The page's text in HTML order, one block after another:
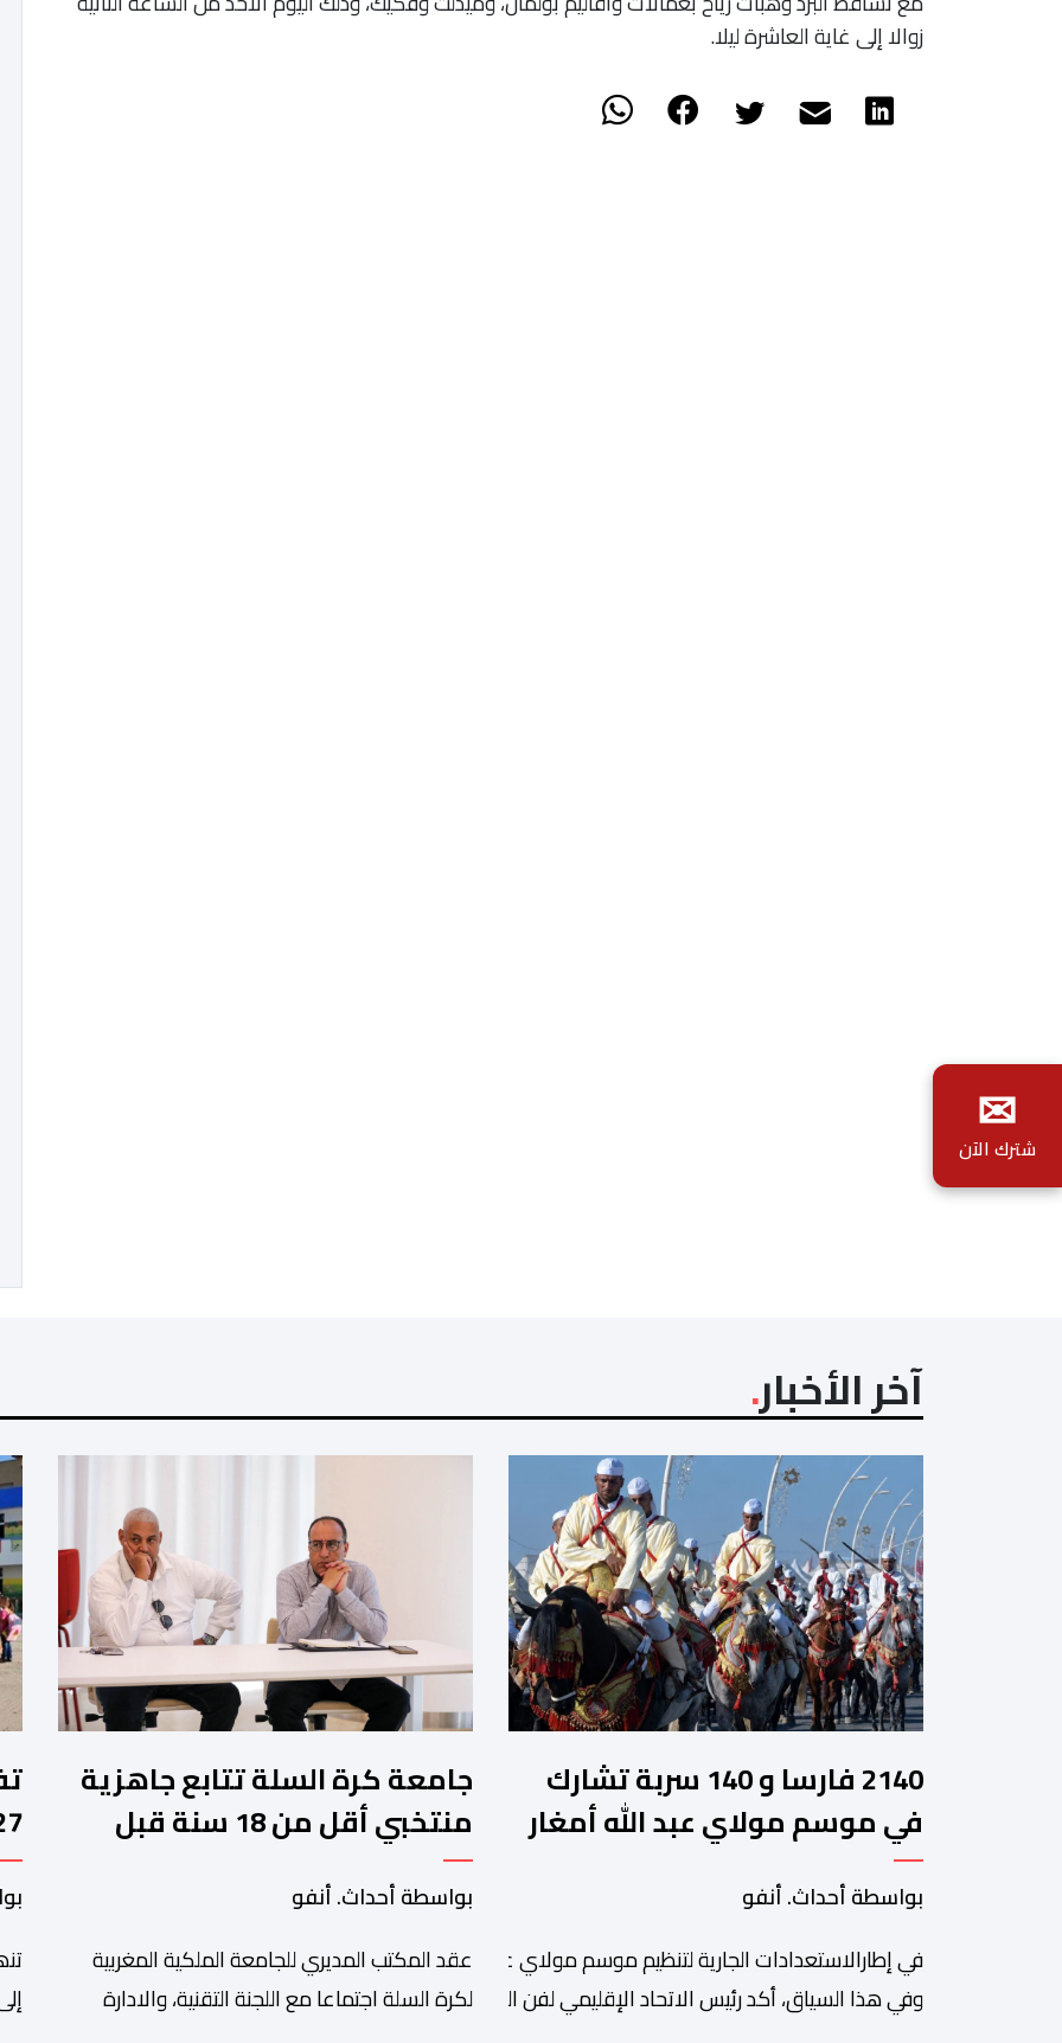
زوالا إلى غاية العاشرة ليلا.
آخر الأخبار
2140 فارسا و 140 سربة تشارك
في موسم مولاي عبد الله أمغار
بواسطة أحداث. أنفو
في إطارالاستعدادات الجارية لتنظيم موسم مولاي عبد الله أمغار،تواصلت عملية إحصاء السربات المشاركة في
وفي هذا السياق، أكد رئيس الاتحاد الإقليمي لفن التبوريدة،
جامعة كرة السلة تتابع جاهزية
منتخبي أقل من 18 سنة قبل
كأس إفريقيا
بواسطة أحداث. أنفو
عقد المكتب المديري للجامعة الملكية المغربية
لكرة السلة اجتماعا مع اللجنة التقنية، والادارة
✉
شترك الآن